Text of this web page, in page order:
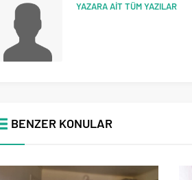
YAZARA AİT TÜM YAZILAR
BENZER KONULAR